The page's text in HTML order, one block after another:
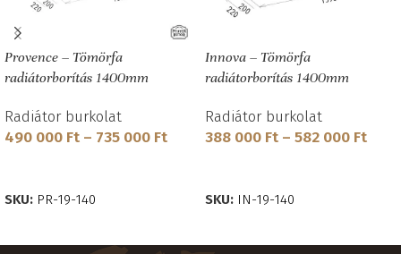
Provence – Tömörfa
radiátorborítás 1400mm
Radiátor burkolat
490 000 Ft – 735 000 Ft
SKU: PR-19-140
Innova – Tömörfa
radiátorborítás 1400mm
Radiátor burkolat
388 000 Ft – 582 000 Ft
SKU: IN-19-140